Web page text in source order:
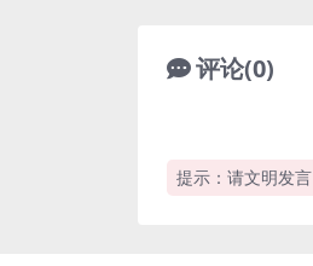
评论(0)
提示：请文明发言